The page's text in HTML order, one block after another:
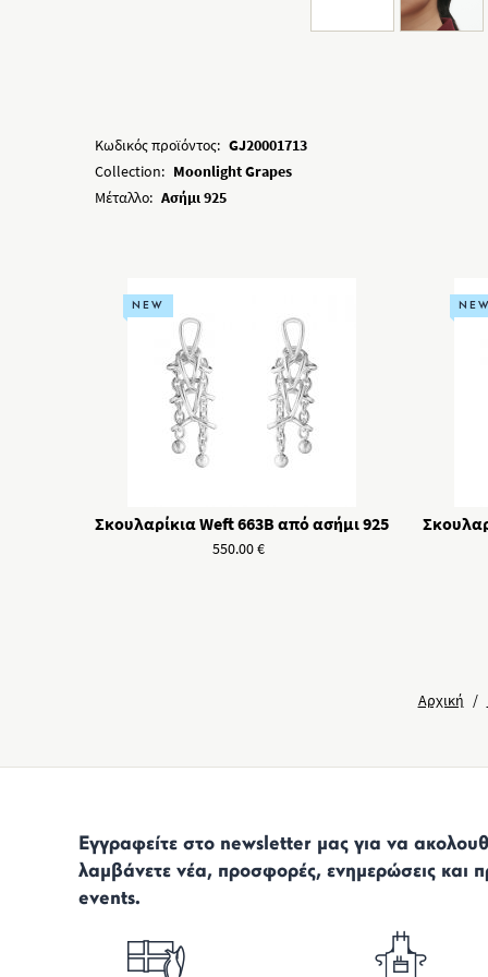
Κωδικός προϊόντος: GJ20001713
Collection: Moonlight Grapes
Μέταλλο: Ασήμι 925
NEW
Σκουλαρίκια Weft 663B από ασήμι 925
550.00€
Αρχική /
Εγγραφείτε στο newsletter μας για να
λαμβάνετε νέα, προσφορές, ενημερώσεις και
events.